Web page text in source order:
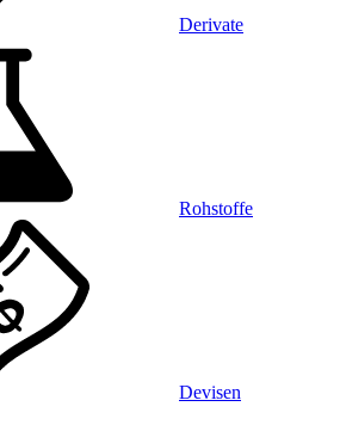
Derivate
Rohstoffe
Devisen